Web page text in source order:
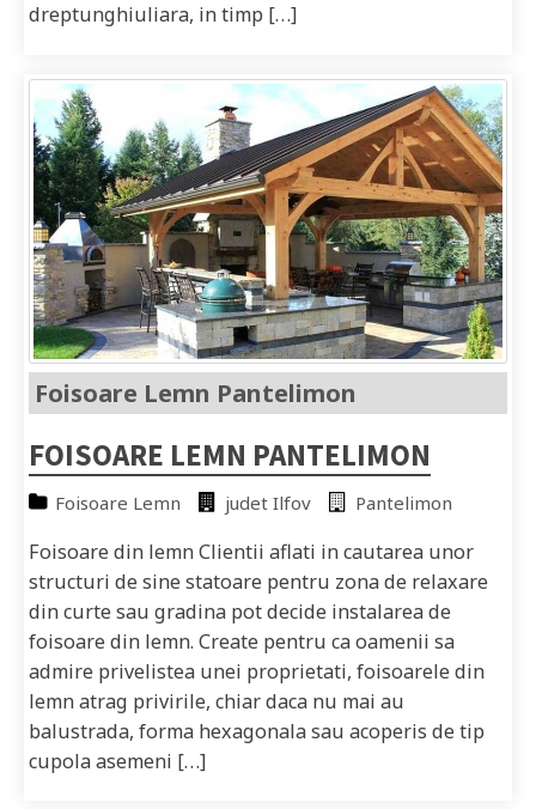
dreptunghiuliara, in timp […]
Foisoare Lemn Pantelimon
FOISOARE LEMN PANTELIMON
Foisoare Lemn judet Ilfov Pantelimon
Foisoare din lemn Clientii aflati in cautarea unor
structuri de sine statoare pentru zona de relaxare
din curte sau gradina pot decide instalarea de
foisoare din lemn. Create pentru ca oamenii sa
admire privelistea unei proprietati, foisoarele din
lemn atrag privirile, chiar daca nu mai au
balustrada, forma hexagonala sau acoperis de tip
cupola asemeni […]